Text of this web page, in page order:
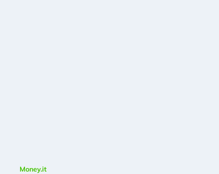
Money.it